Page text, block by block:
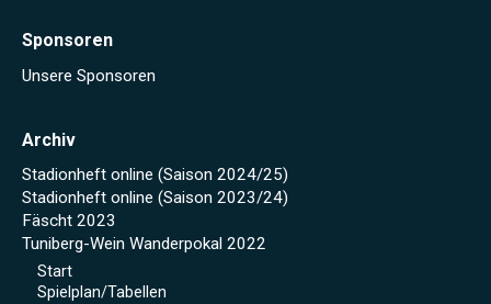
Sponsoren
Unsere Sponsoren
Archiv
Stadionheft online (Saison 2024/25)
Stadionheft online (Saison 2023/24)
Fäscht 2023
Tuniberg-Wein Wanderpokal 2022
Start
Spielplan/Tabellen